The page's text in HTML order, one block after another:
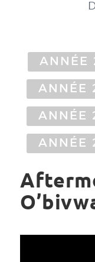
ANNÉE
ANNÉE
ANNÉE
ANNÉE